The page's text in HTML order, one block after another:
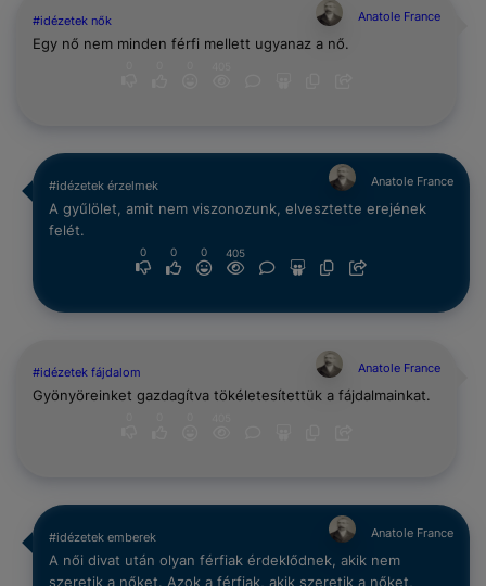
#idézetek nők Anatole France
Egy nő nem minden férfi mellett ugyanaz a nő.
#idézetek érzelmek Anatole France
A gyűlölet, amit nem viszonozunk, elvesztette erejének
felét.
0 0 0 405
#idézetek fájdalom Anatole France
Gyönyöreinket gazdagítva tökéletesítettük a fájdalmainkat.
#idézetek emberek Anatole France
A női divat után olyan férfiak érdeklődnek, akik nem
szeretik a nőket. Azok a férfiak, akik szeretik a nőket,